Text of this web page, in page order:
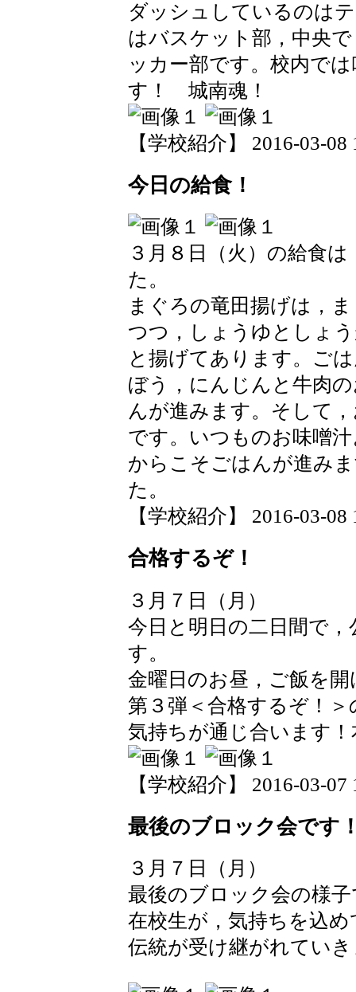
ダッシュしているのは
はバスケット部，中央
ッカー部です。校内で
す！ 城南魂！
【学校紹介】 2016-03-08
今日の給食！
３月８日（火）の給食
た。
まぐろの竜田揚げは，
つつ，しょうゆとしょ
と揚げてあります。ご
ぼう，にんじんと牛肉
んが進みます。そして
です。いつものお味噌
からこそごはんが進み
た。
【学校紹介】 2016-03-08
合格するぞ！
３月７日（月）
今日と明日の二日間で
す。
金曜日のお昼，ご飯を
第３弾＜合格するぞ！
気持ちが通じ合います
【学校紹介】 2016-03-07
最後のブロック会です
３月７日（月）
最後のブロック会の様
在校生が，気持ちを込
伝統が受け継がれてい